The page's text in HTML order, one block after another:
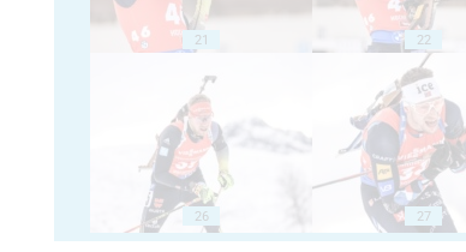
21 22
26 27